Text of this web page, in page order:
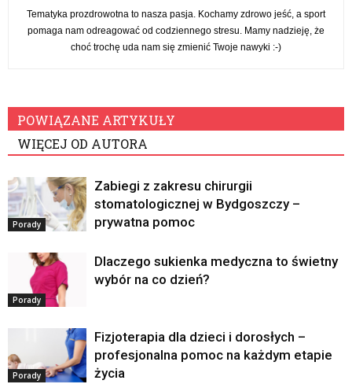
Tematyka prozdrowotna to nasza pasja. Kochamy zdrowo jeść, a sport
pomaga nam odreagować od codziennego stresu. Mamy nadzieję, że
choć trochę uda nam się zmienić Twoje nawyki :-)
POWIĄZANE ARTYKUŁY
WIĘCEJ OD AUTORA
Porady
Zabiegi z zakresu chirurgii
stomatologicznej w Bydgoszczy –
prywatna pomoc
Porady
Dlaczego sukienka medyczna to świetny
wybór na co dzień?
Porady
Fizjoterapia dla dzieci i dorosłych –
profesjonalna pomoc na każdym etapie
życia